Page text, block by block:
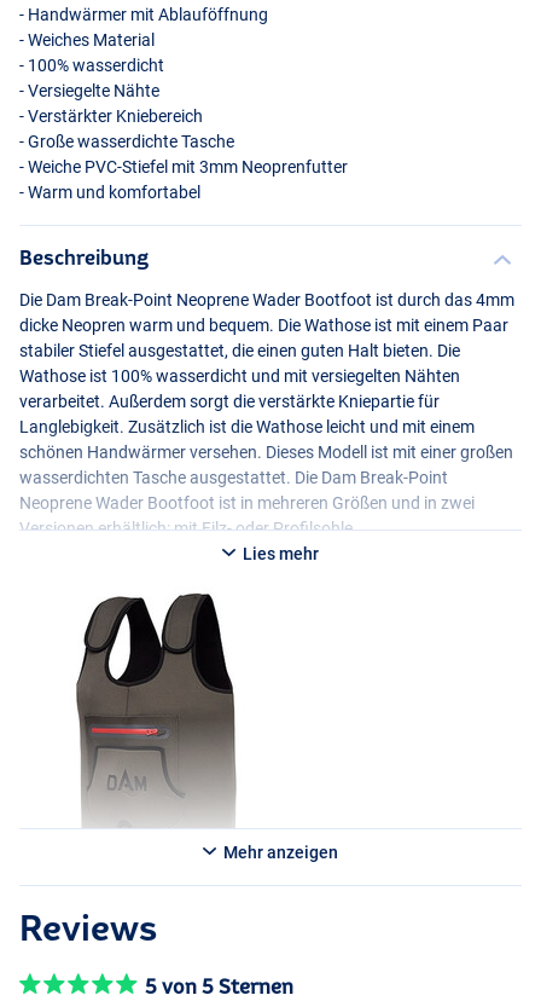
- Handwärmer mit Ablauföffnung
- Weiches Material
- 100% wasserdicht
- Versiegelte Nähte
- Verstärkter Kniebereich
- Große wasserdichte Tasche
- Weiche PVC-Stiefel mit 3mm Neoprenfutter
- Warm und komfortabel
Beschreibung
Die Dam Break-Point Neoprene Wader Bootfoot ist durch das 4mm
dicke Neopren warm und bequem. Die Wathose ist mit einem Paar
stabiler Stiefel ausgestattet, die einen guten Halt bieten. Die
Wathose ist 100% wasserdicht und mit versiegelten Nähten
verarbeitet. Außerdem sorgt die verstärkte Kniepartie für
Langlebigkeit. Zusätzlich ist die Wathose leicht und mit einem
schönen Handwärmer versehen. Dieses Modell ist mit einer großen
wasserdichten Tasche ausgestattet. Die Dam Break-Point
Neoprene Wader Bootfoot ist in mehreren Größen und in zwei
Versionen erhältlich: mit Filz- oder Profilsohle.
Lies mehr
Mehr anzeigen
Reviews
5 von 5 Sternen